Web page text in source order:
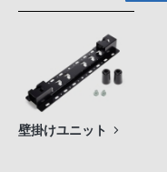
壁掛けユニット